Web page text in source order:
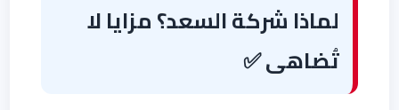
لماذا شركة السعد؟ مزايا لا
تُضاهى✅